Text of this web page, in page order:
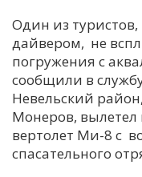
Один из
дайвером, не
погружения с
сообщили в
Невельский
Монеров,
вертолет Ми-8 с
спасательного